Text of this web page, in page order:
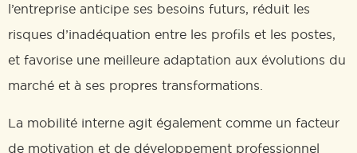
l’entreprise anticipe ses besoins futurs, réduit les
risques d’inadéquation entre les profils et les postes,
et favorise une meilleure adaptation aux évolutions du
marché et à ses propres transformations.
La mobilité interne agit également comme un facteur
de motivation et de développement professionnel